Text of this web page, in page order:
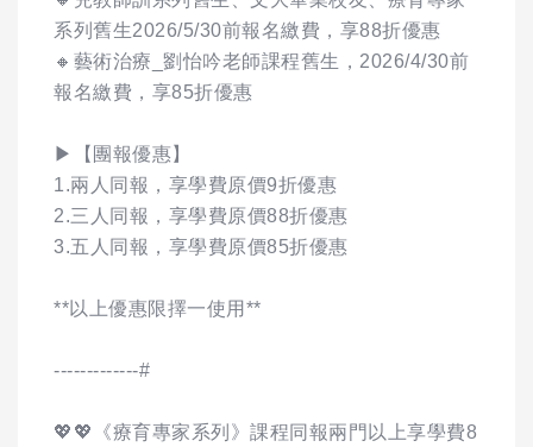
系列舊生2026/5/30前報名繳費，享88折優惠
🔸藝術治療_劉怡吟老師課程舊生，2026/4/30前
報名繳費，享85折優惠
▶【團報優惠】
1.兩人同報，享學費原價9折優惠
2.三人同報，享學費原價88折優惠
3.五人同報，享學費原價85折優惠
**以上優惠限擇一使用**
-------------#
💖💖《療育專家系列》課程同報兩門以上享學費8